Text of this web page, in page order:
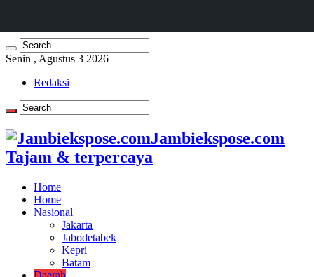
Senin , Agustus 3 2026
Redaksi
Jambiekspose.com
Tajam & terpercaya
Home
Home
Nasional
Jakarta
Jabodetabek
Kepri
Batam